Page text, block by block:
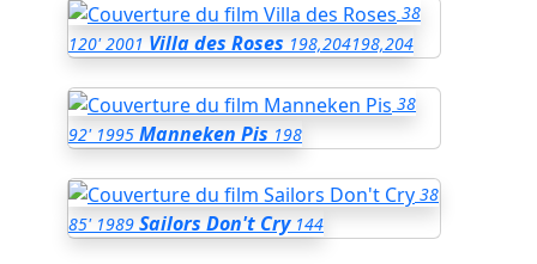
38
120' 2001 Villa des Roses 198,204198,204
38
92' 1995 Manneken Pis 198
38
85' 1989 Sailors Don't Cry 144